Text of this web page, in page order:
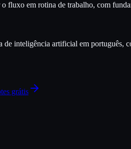
fluxo em rotina de trabalho, com
inteligência artificial em português,
grátis